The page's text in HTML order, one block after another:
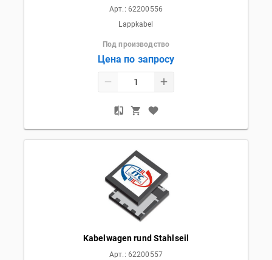
Арт.: 62200556
Lappkabel
Под производство
Цена по запросу
Kabelwagen rund Stahlseil
Арт.: 62200557